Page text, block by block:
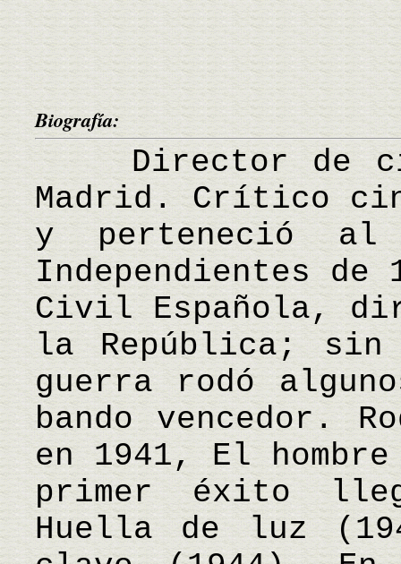
Biografía:
Director de
Madrid. Crítico
y perteneció al
Independientes de
Civil Española,
la República; sin
guerra rodó
bando vencedor.
en 1941, El
primer éxito
Huella de luz